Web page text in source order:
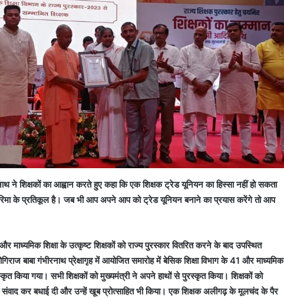
ने शिक्षकों का आह्वान करते हुए कहा कि एक शिक्षक ट्रेड यूनियन का हिस्सा नहीं हो सकता
के प्रतिकूल है। जब भी आप अपने आप को ट्रेड यूनियन बनाने का प्रयास करेंगे तो आप
माध्यमिक शिक्षा के उत्कृष्ट शिक्षकों को राज्य पुरस्कार वितरित करने के बाद उपस्थित
बाबा गंभीरनाथ प्रेक्षागृह में आयोजित समारोह में बेसिक शिक्षा विभाग के 41 और माध्यमिक
किया गया। सभी शिक्षकों को मुख्यमंत्री ने अपने हाथों से पुरस्कृत किया। शिक्षकों को
कर बधाई दी और उन्हें खूब प्रोत्साहित भी किया। एक शिक्षक अलीगढ़ के मूलचंद के पैर